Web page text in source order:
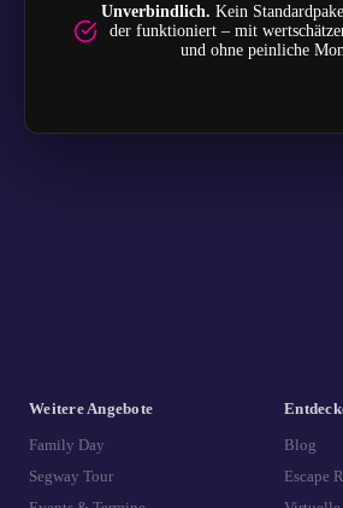
Unverbindlich. Kein
der funktioniert – mit
und ohne peinliche
Weitere Angebote
Family Day
Segway Tour
Blog
Escape